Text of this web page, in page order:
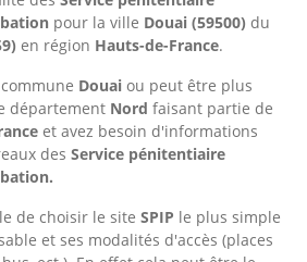
pour la ville Douai (59500) du
en région Hauts-de-France.
Douai ou peut être plus
département Nord faisant partie de
et avez besoin d'informations
des Service pénitentiaire
de choisir le site SPIP le plus simple
et ses modalités d'accès (places